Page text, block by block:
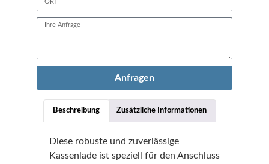
Beschreibung Zusätzliche Informationen
Diese robuste und zuverlässige
Kassenlade ist speziell für den Anschluss
Anfragen